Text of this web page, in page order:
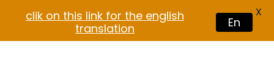
clik on this link for the english
translation
En
X